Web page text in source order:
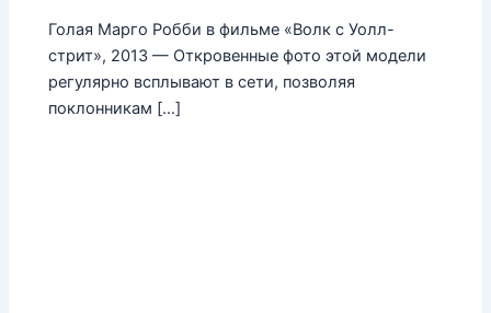
Голая Марго Робби в фильме «Волк с Уолл-
стрит», 2013 — Откровенные фото этой модели
регулярно всплывают в сети, позволяя
поклонникам […]